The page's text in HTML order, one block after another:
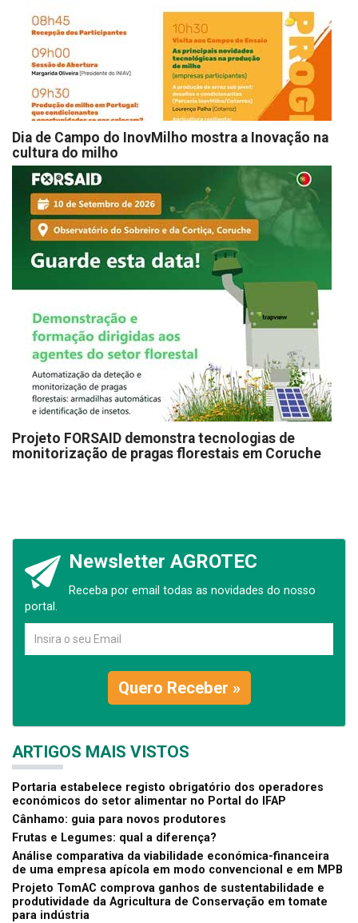
Dia de Campo do InovMilho mostra a Inovação na
cultura do milho
Projeto FORSAID demonstra tecnologias de
monitorização de pragas florestais em Coruche
Newsletter AGROTEC
Receba por email todas as novidades do nosso
portal.
Quero Receber »
ARTIGOS MAIS VISTOS
Portaria estabelece registo obrigatório dos operadores
económicos do setor alimentar no Portal do IFAP
Cânhamo: guia para novos produtores
Frutas e Legumes: qual a diferença?
Análise comparativa da viabilidade económica-financeira
de uma empresa apícola em modo convencional e em MPB
Projeto TomAC comprova ganhos de sustentabilidade e
produtividade da Agricultura de Conservação em tomate
para indústria